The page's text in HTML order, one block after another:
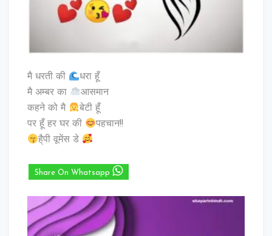
मै धरती की
धरा हूँ
मै अम्बर का
आसमान
कहने को मै
बेटी हूँ
पर हूँ हर घर की
पहचान!!
है्पी वूमेंस डे
Share On Whatsapp